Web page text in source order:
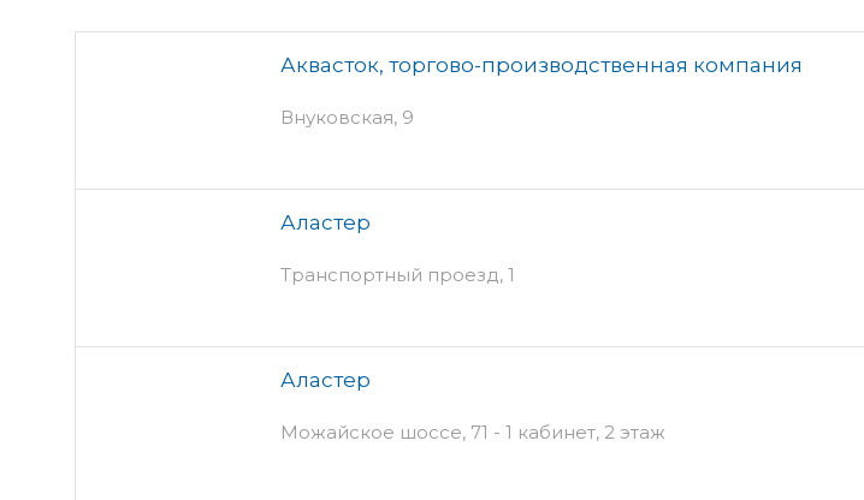
Аквасток, торгово-производственная компания
Внуковская, 9
Аластер
Транспортный проезд, 1
Аластер
Можайское шоссе, 71 - 1 кабинет, 2 этаж